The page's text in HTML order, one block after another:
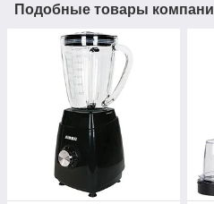
Подобные товары